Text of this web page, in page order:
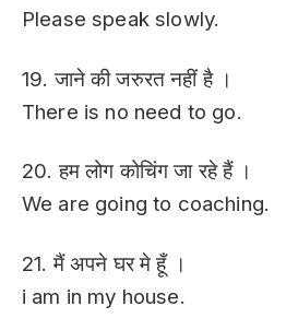
Please speak slowly.
19. जाने की जरुरत नहीं है ।
There is no need to go.
20. हम लोग कोचिंग जा रहे हैं ।
We are going to coaching.
21. मैं अपने घर मे हूँ ।
i am in my house.